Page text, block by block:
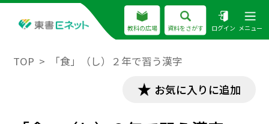
教科の広場 資料をさがす ログイン メニュー
TOP 「食」（し）２年で習う漢字
お気に入りに追加